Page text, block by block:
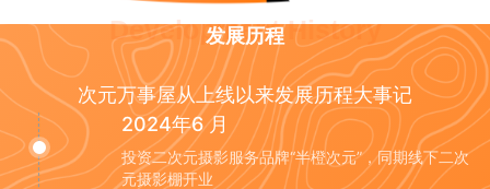
发展历程
Development History
次元万事屋从上线以来发展历程大事记
2024年6 月
投资二次元摄影服务品牌“半橙次元”，同期线下二次
元摄影棚开业